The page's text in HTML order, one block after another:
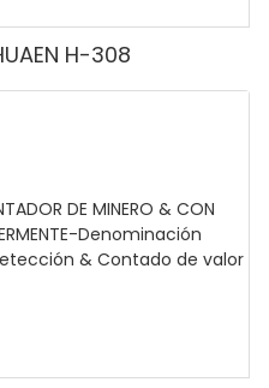
H-308